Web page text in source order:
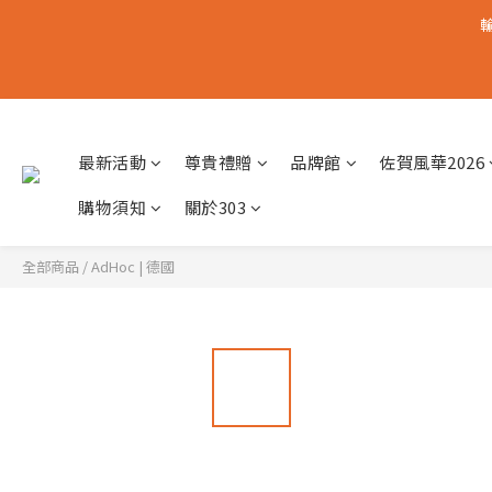
最新活動 尊貴禮贈 品牌館
佐賀風華2026
購物須知
關於303
全部商品 /AdHoc | 德國